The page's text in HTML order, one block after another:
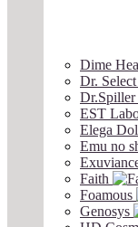
Dime
Dr. Select
Dr.Spiller
EST
Elega
Emu no
Faith
Foamous
Genosys